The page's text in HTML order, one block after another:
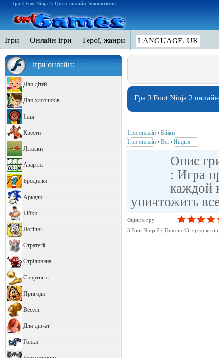
Гра 3 Foot Ninja 2. Грати онлайн безкоштовно
Ігри Онлайн ігри Герої, жанри LANGUAGE: UK
Ігри онлайн:
Для дітей
Для хлопчиків
Інші
Квести
Літалки
Азартні
Бродилки
Аркади
Бійки
Логічні
Стратегії
Стрілянина
Спортивні
Пригоди
Веселі
Для дівчат
Гонки
Гра 3 Foot Ninja 2 онлайн
Ігри онлайн › Бійки
Ігри онлайн › Всі › Ніндзя
Опис
: Игра
каждой
уничтожить
Оцініть гру:
3 Foot Ninja 2 ( Голосів:43 , cредняя